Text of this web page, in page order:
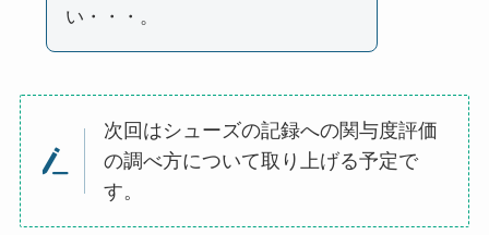
い・・・。
次回はシューズの記録への関与度評価
の調べ方について取り上げる予定で
す。